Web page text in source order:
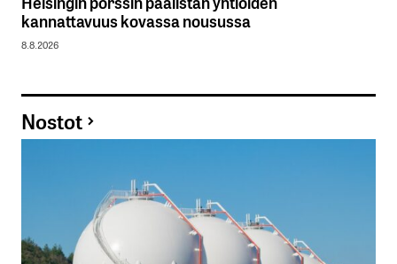
kannattavuus kovassa nousussa
8.8.2026
Nostot